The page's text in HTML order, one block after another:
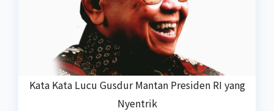
Kata Kata Lucu Gusdur Mantan Presiden RI yang
Nyentrik